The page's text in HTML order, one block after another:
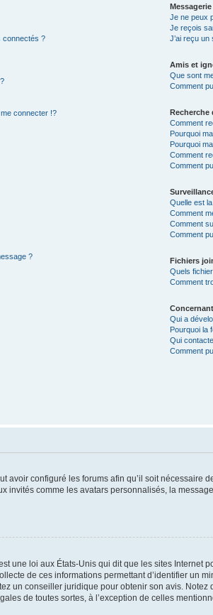
connectés ?
connecter !?
?
Je ne peux
Je reçois
J’ai reçu
Amis et
Que sont
Comment
Recherche
Comment
Pourquoi
Pourquoi
Comment
Comment
Quelle est
Comment
Comment
Comment
Fichiers
Quels
Comment
Qui a
Pourquoi la
Qui
Comment
avoir configuré les forums afin qu’il soit nécessaire
comme les avatars personnalisés, la
une loi aux États-Unis qui dit que les sites Internet
de ces informations permettant d’identifier un
un conseiller juridique pour obtenir son avis.
de toutes sortes, à l’exception de celles